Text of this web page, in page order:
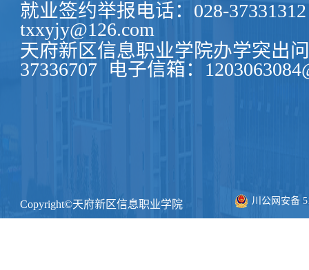
就业签约举报电话：028-37331312
txxyjy@126.com
天府新区信息职业学院办学突出
37336707
电子信箱：
Copyright©天府新区信息职业学院 川公网安备